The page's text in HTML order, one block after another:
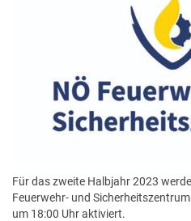
Für das zweite Halbjahr 2023
Feuerwehr- und
um 18:00 Uhr aktiviert.